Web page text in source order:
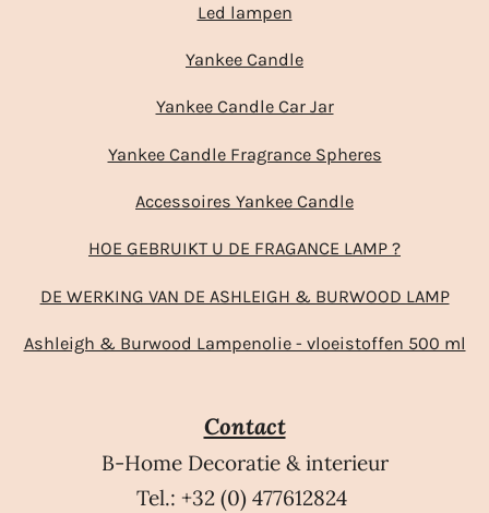
Led lampen
Yankee Candle
Yankee Candle Car Jar
Yankee Candle Fragrance Spheres
Accessoires Yankee Candle
HOE GEBRUIKT U DE FRAGANCE LAMP ?
DE WERKING VAN DE ASHLEIGH & BURWOOD LAMP
Ashleigh & Burwood Lampenolie - vloeistoffen 500 ml
Contact
B-Home Decoratie & interieur
Tel.: +32 (0) 477612824